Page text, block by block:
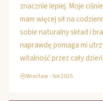
znacznie lepiej. Moje
mam więcej sił na
sobie naturalny skład i
naprawdę pomaga mi
witalność przez cały
Wrocław - Sie 2025